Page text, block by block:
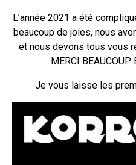
L’année 2021 a été
beaucoup de joies, nous
et nous devons tous vous
MERCI BEAUCOUP
Je vous laisse les